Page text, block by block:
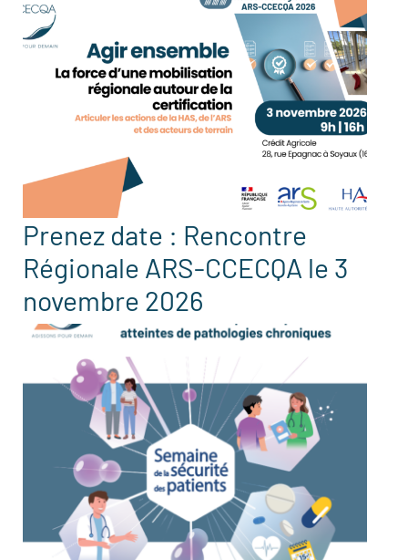
Prenez date : Rencontre
Régionale ARS-CCECQA le 3
novembre 2026